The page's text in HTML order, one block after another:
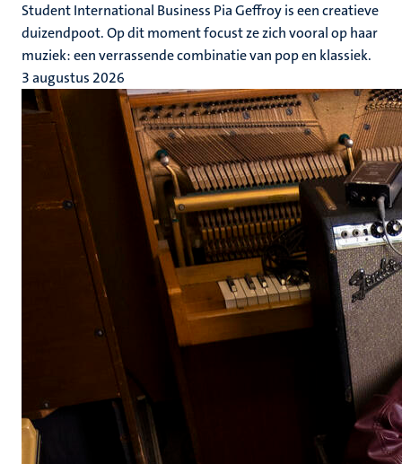
Student International Business Pia Geffroy is een creatieve
duizendpoot. Op dit moment focust ze zich vooral op haar
muziek: een verrassende combinatie van pop en klassiek.
3 augustus 2026